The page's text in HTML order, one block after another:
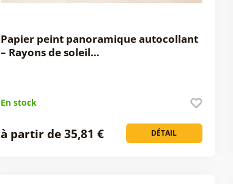
Papier peint panoramique autocollant
– Rayons de soleil…
En stock
DÉTAIL
à partir de 35,81 €